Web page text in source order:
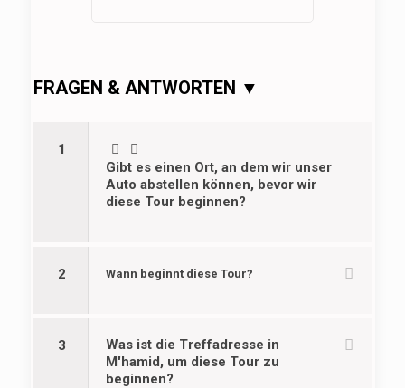
FRAGEN & ANTWORTEN ▼
1
Gibt es einen Ort, an dem wir unser
Auto abstellen können, bevor wir
diese Tour beginnen?
2 Wann beginnt diese Tour?
3
Was ist die Treffadresse in
M'hamid, um diese Tour zu
beginnen?